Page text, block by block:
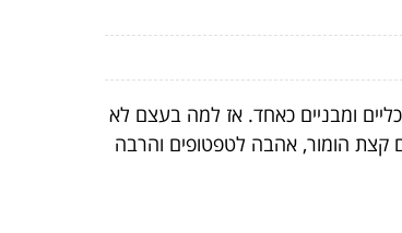
ומבניים כאחד. אז למה בעצם לא
הומור, אהבה לטפטופים והרבה